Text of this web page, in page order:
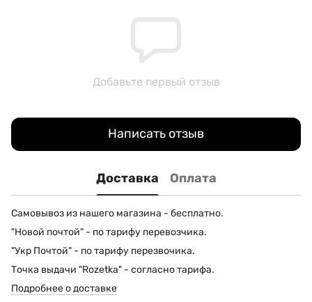
Добавьте первый отзыв
Написать отзыв
Доставка Оплата
Самовывоз из нашего магазина - бесплатно.
"Новой почтой" - по тарифу перевозчика.
"Укр Почтой" - по тарифу перезвочика.
Точка выдачи "Rozetka" - согласно тарифа.
Подробнее о доставке